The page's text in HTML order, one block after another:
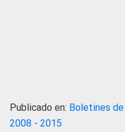
Publicado en: Boletines
2008 - 2015